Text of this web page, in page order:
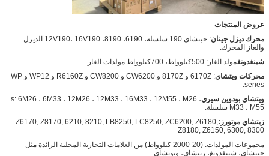
عروض المنتجات
محرك ديزل جينان
: جيتشاي 190 سلسلة، 6190، 8190، 12V190، 16V190 الديزل
والغاز المحرك.
شينغدونغمولد الغاز: 500كيلوواط، 700كيلوواط مولدات الغاز.
محركات ويتشاي
: 6170Z و 8170Z و CW6200 و CW8200 و R6160Z و WP12 و WP
series.
ويتشاي بودوين سيريs: 6M26 ، 6M33 ، 12M26 ، 12M33 ، 16M33 ، 12M55 ، M26 ،
M33 ، M55 سلسلة.
زيتشاي موتورز:Z6170, Z8170, 6210, 8210, LB8250, LC8250, ZC6200, Z6180,
Z8180, Z6150, 6300, 8300
مجموعات المولدات: (20-2000 كيلوواط) من العلامات التجارية المحلية الرائدة مثل
جيتشاي، شينغدونغ، زيتشاي، ويوتشاي.